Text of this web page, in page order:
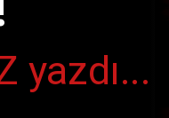
yazdı...